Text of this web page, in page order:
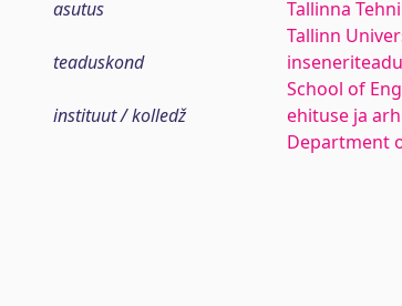
asutus
Tallinna
Tallinn
teaduskond
School of
instituut / kolledž
ehituse ja
Department